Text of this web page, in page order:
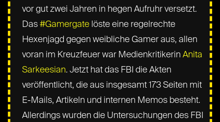
vor gut zwei Jahren in hegen Aufruhr versetzt.
Das#Gamergate löste eine regelrechte
Hexenjagd gegen weibliche Gamer aus, allen
voran im Kreuzfeuer war MedienkritikerinAnita
Sarkeesian. Jetzt hat das FBI die Akten
veröffentlicht, die aus insgesamt 173 Seiten mit
E-Mails, Artikeln und internen Memos besteht.
Allerdings wurden die Untersuchungen des FBI